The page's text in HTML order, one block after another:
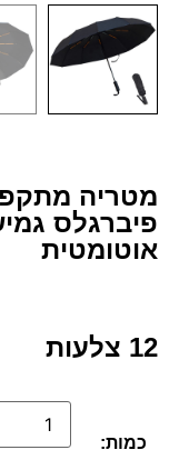
פיברגלס
אוטומטית
12 צלעות
כמות: